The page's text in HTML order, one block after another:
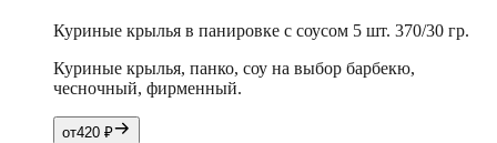
Куриные крылья в панировке с соусом 5 шт. 370/30 гр.
Куриные крылья, панко, соу на выбор барбекю,
чесночный, фирменный.
от420 ₽